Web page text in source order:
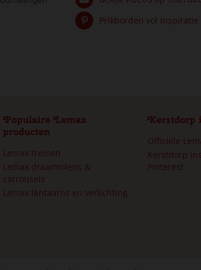
Prikborden vol inspiratie
Populaire Lemax
producten
Lemax treinen
Lemax draaimolens &
carrousels
Lemax lantaarns en verlichting
Kerstdorp
Officiele
Kerstdorp
Pinterest